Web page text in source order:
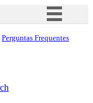
informação
Perguntas Frequentes